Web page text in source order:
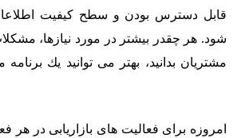
قابل دسترس بودن و سطح كیفیت
شود. هر چقدر بیشتر در مورد نیازها،
مشتریان بدانید، بهتر می توانید یك برنامه
امروزه برای فعالیت های بازاریابی در هر